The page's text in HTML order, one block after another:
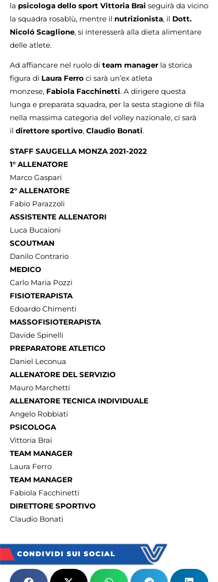
la psicologa dello sport Vittoria Brai seguirà da vicino
la squadra rosablù, mentre il nutrizionista, il Dott.
Nicoló Scaglione, si interesserà alla dieta alimentare
delle atlete.
Ad affiancare nel ruolo di team managerla storica
figura di Laura Ferro ci sarà un’ex atleta
monzese, Fabiola Facchinetti. A dirigere questa
lunga e preparata squadra, per la sesta stagione di fila
nella massima categoria del volley nazionale, ci sarà
il direttore sportivo, Claudio Bonati.
STAFF SAUGELLA MONZA 2021-2022
1° ALLENATORE
Marco Gaspari
2° ALLENATORE
Fabio Parazzoli
ASSISTENTE ALLENATORI
Luca Bucaioni
SCOUTMAN
Danilo Contrario
MEDICO
Carlo Maria Pozzi
FISIOTERAPISTA
Edoardo Chimenti
MASSOFISIOTERAPISTA
Davide Spinelli
PREPARATORE ATLETICO
Daniel Leconua
ALLENATORE DEL SERVIZIO
Mauro Marchetti
ALLENATORE TECNICA INDIVIDUALE
Angelo Robbiati
PSICOLOGA
Vittoria Brai
TEAM MANAGER
Laura Ferro
TEAM MANAGER
Fabiola Facchinetti
DIRETTORE SPORTIVO
Claudio Bonati
CONDIVIDI SUI SOCIAL